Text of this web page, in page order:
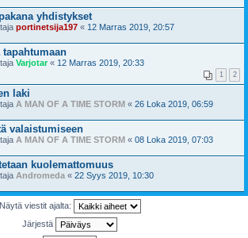
yhdistykset
portinetsija197 « 12 Marras 2019, 20:57
tapahtumaan
Varjotar« 12 Marras 2019, 20:33
1 2
laki
A MAN OF A TIME STORM « 26 Loka 2019, 06:59
valaistumiseen
A MAN OF A TIME STORM « 08 Loka 2019, 07:03
kuolemattomuus
Andromeda « 22 Syys 2019, 10:30
Näytä viestit ajalta:
Järjestä